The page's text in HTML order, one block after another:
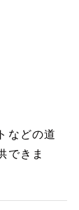
などの道
できま